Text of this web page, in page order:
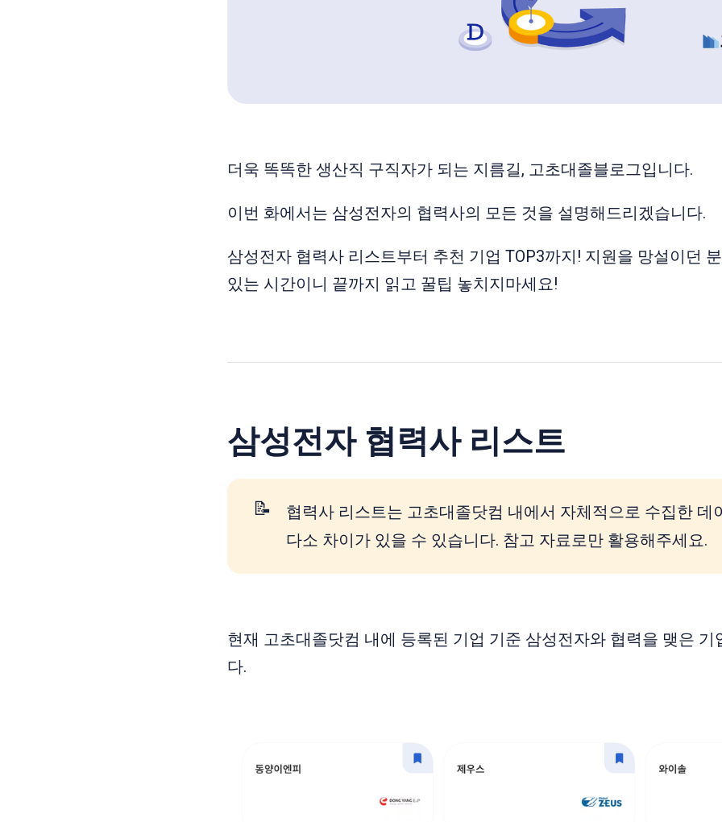
더욱 똑똑한 생산직 구직자가 되는 지름길, 고초대졸블로그입니다.
이번 화에서는 삼성전자의 협력사의 모든 것을 설명해드리겠습니다.
삼성전자 협력사 리스트부터 추천 기업 TOP3까지! 지원을 망설이던
있는 시간이니 끝까지 읽고 꿀팁 놓치지마세요!
삼성전자 협력사 리스트
📝
협력사 리스트는 고초대졸닷컴 내에서 자체적으로 수집한 데
다소 차이가 있을 수 있습니다. 참고 자료로만 활용해주세요.
현재 고초대졸닷컴 내에 등록된 기업 기준 삼성전자와 협력을 맺은 기
다.